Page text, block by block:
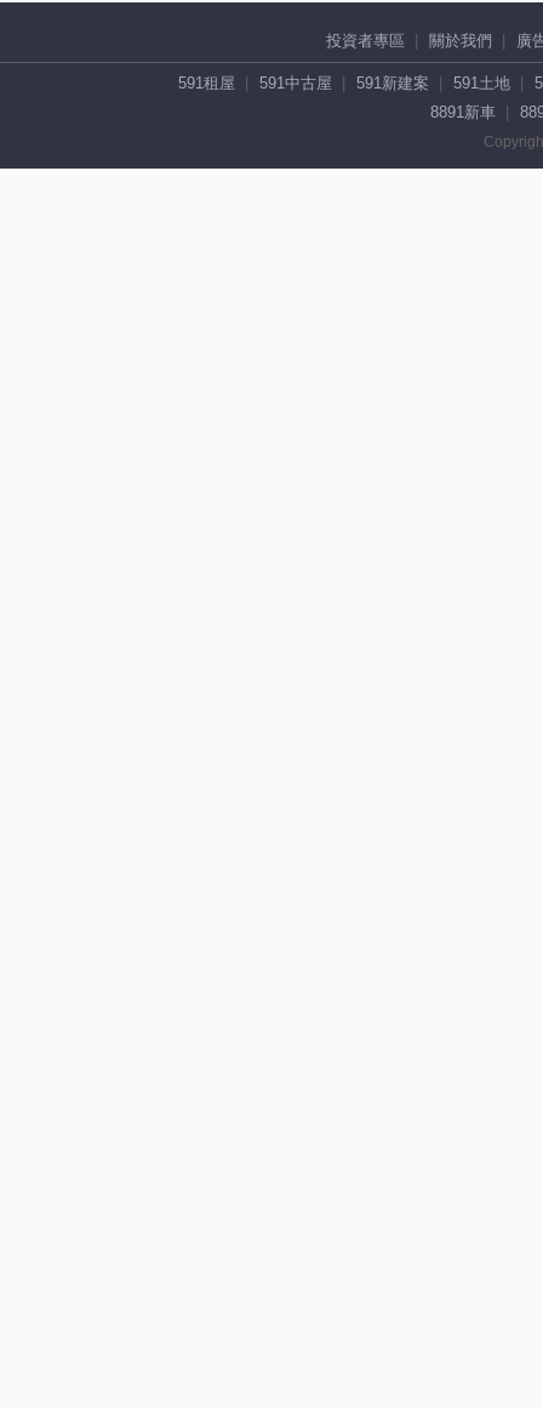
投資者專區 關於我們 廣
591租屋 591中古屋 591新建案 591土地
8891新車